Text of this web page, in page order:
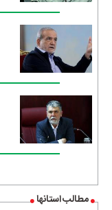
مطالب استانها